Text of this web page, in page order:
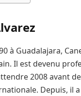
à Guadalajara,
Il est devenu
2008 avant
Depuis, il